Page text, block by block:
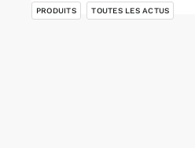
PRODUITS TOUTES LES ACTUS